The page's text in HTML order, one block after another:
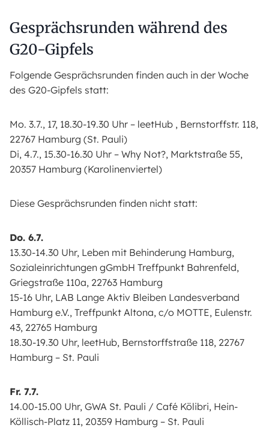
Gesprächsrunden während des
G20-Gipfels
Folgende Gesprächsrunden finden auch in der Woche
des G20-Gipfels statt:
Mo. 3.7., 17, 18.30-19.30 Uhr – leetHub , Bernstorffstr. 118,
22767 Hamburg (St. Pauli)
Di, 4.7., 15.30-16.30 Uhr – Why Not?, Marktstraße 55,
20357 Hamburg (Karolinenviertel)
Diese Gesprächsrunden finden nicht statt:
Do. 6.7.
13.30-14.30 Uhr, Leben mit Behinderung Hamburg,
Sozialeinrichtungen gGmbH Treffpunkt Bahrenfeld,
Griegstraße 110a, 22763 Hamburg
15-16 Uhr, LAB Lange Aktiv Bleiben Landesverband
Hamburg e.V., Treffpunkt Altona, c/o MOTTE, Eulenstr.
43, 22765 Hamburg
18.30-19.30 Uhr, leetHub, Bernstorffstraße 118, 22767
Hamburg – St. Pauli
Fr. 7.7.
14.00-15.00 Uhr, GWA St. Pauli / Café Kölibri, Hein-
Köllisch-Platz 11, 20359 Hamburg – St. Pauli